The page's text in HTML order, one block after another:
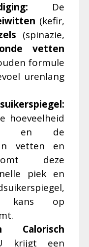
De
(kefir,
(spinazie,
vetten
formule
urenlang
hoeveelheid
en de
vetten en
deze
piek en
kans op
Calorisch
krijgt een